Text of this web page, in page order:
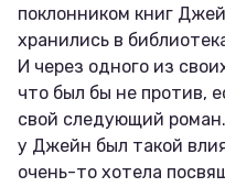
поклонником книг
хранились в
И через одного из
что был бы не против,
свой следующий
у Джейн был такой
очень-то хотела